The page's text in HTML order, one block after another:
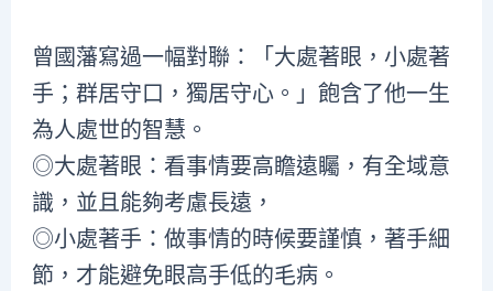
曾國藩寫過一幅對聯：「大處著眼，小處著
手；群居守口，獨居守心。」飽含了他一生
為人處世的智慧。
◎大處著眼：看事情要高瞻遠矚，有全域意
識，並且能夠考慮長遠，
◎小處著手：做事情的時候要謹慎，著手細
節，才能避免眼高手低的毛病。